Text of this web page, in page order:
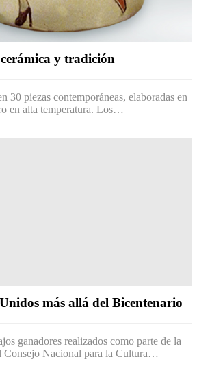
y tradición
30 piezas contemporáneas, elaboradas en
en alta temperatura. Los…
más allá del Bicentenario
ganadores realizados como parte de la
Consejo Nacional para la Cultura…